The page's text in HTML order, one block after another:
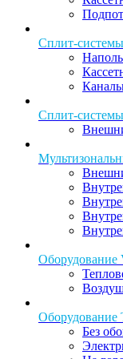
Сплит-
Сплит-
Оборудование
Оборудование
Без